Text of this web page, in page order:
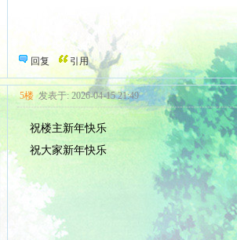
回复 引用
5楼 发表于: 2026-04-15 21:49
祝楼主新年快乐
祝大家新年快乐